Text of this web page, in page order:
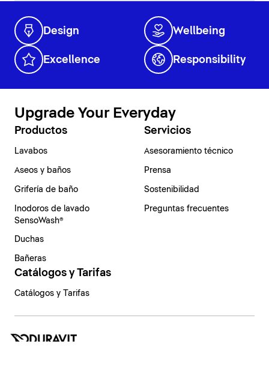
Design Wellbeing
Excellence Responsibility
Upgrade Your Everyday
Productos
Lavabos
Aseos y baños
Grifería de baño
Inodoros de lavado
SensoWash®
Duchas
Bañeras
Servicios
Asesoramiento técnico
Prensa
Sostenibilidad
Preguntas frecuentes
Catálogos y Tarifas
Catálogos y Tarifas